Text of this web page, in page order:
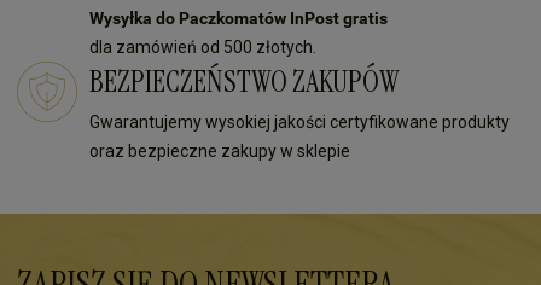
Wysyłka do Paczkomatów InPost gratis
dla zamówień od 500 złotych.
BEZPIECZEŃSTWO ZAKUPÓW
Gwarantujemy wysokiej jakości certyfikowane produkty
oraz bezpieczne zakupy w sklepie